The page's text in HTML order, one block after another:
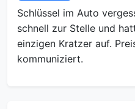
Schlüssel im Auto
schnell zur Stelle und
einzigen Kratzer auf.
kommuniziert.